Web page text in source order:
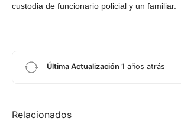
custodia de funcionario policial y un familiar.
Última Actualización 1 años atrás
Relacionados